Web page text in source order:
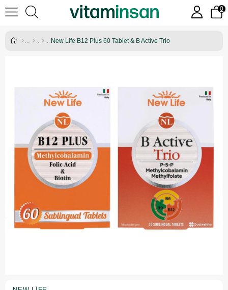
0
New Life B12 Plus 60 Tablet & B Active Trio